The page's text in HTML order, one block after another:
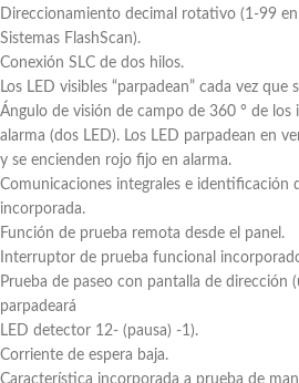
Direccionamiento decimal rotativo (1-99 en
Sistemas FlashScan).
Conexión SLC de dos hilos.
Los LED visibles “parpadean” cada vez que
Ángulo de visión de campo de 360 ​​° de los
alarma (dos LED). Los LED parpadean en
y se encienden rojo fijo en alarma.
Comunicaciones integrales e identificación
incorporada.
Función de prueba remota desde el panel.
Interruptor de prueba funcional
Prueba de paseo con pantalla de dirección
parpadeará
LED detector 12- (pausa) -1).
Corriente de espera baja.